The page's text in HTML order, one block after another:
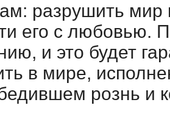
разрушить мир
его с любовью.
и это будет
в мире,
рознь и